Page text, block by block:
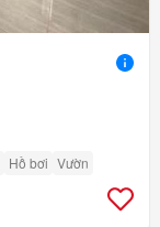
Hồ bơi Vườn